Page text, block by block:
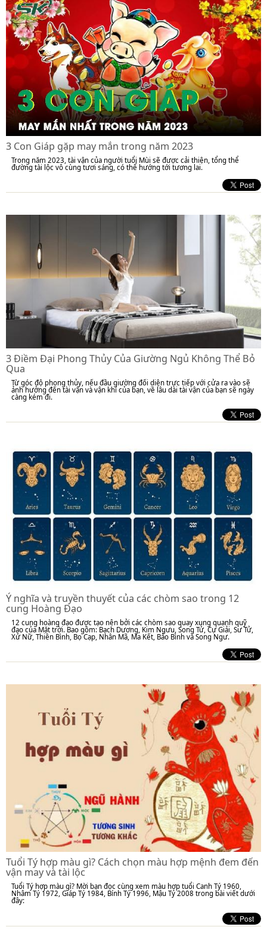
3 Con Giáp gặp may mắn trong năm 2023
Trong năm 2023, tài vận của người tuổi Mùi sẽ được cải thiện, tổng thể
đường tài lộc vô cùng tươi sáng, có thể hướng tới tương lai.
3 Điềm Đại Phong Thủy Của Giường Ngủ Không Thể Bỏ
Qua
Từ góc độ phong thủy, nếu đầu giường đối diện trực tiếp với cửa ra vào sẽ
ảnh hưởng đến tài vận và vận khí của bạn, về lâu dài tài vận của bạn sẽ ngày
càng kém đi.
Ý nghĩa và truyền thuyết của các chòm sao trong 12
cung Hoàng Đạo
12 cung hoàng đạo được tạo nên bởi các chòm sao quay xung quanh quỹ
đạo của Mặt trời. Bao gồm: Bạch Dương, Kim Ngưu, Song Tử, Cự Giải, Sư Tử,
Xử Nữ, Thiên Bình, Bọ Cạp, Nhân Mã, Ma Kết, Bảo Bình và Song Ngư.
Tuổi Tý hợp màu gì? Cách chọn màu hợp mệnh đem đến
vận may và tài lộc
Tuổi Tý hợp màu gì? Mời bạn đọc cùng xem màu hợp tuổi Canh Tý 1960,
Nhâm Tý 1972, Giáp Tý 1984, Bính Tý 1996, Mậu Tý 2008 trong bài viết dưới
đây: